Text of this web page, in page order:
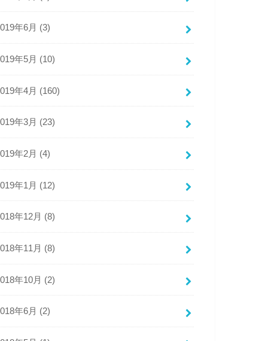
年6月 (3)
年5月 (10)
年4月 (160)
年3月 (23)
年2月 (4)
年1月 (12)
年12月 (8)
年11月 (8)
年10月 (2)
年6月 (2)